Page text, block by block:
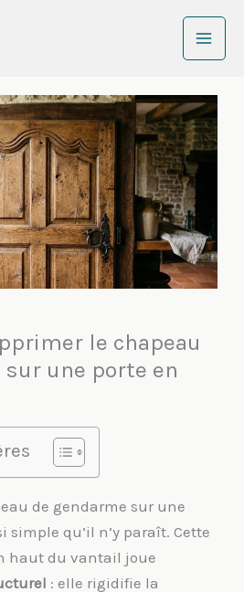
le chapeau
une porte en
de gendarme sur une
simple qu’il n’y paraît. Cette
haut du vantail joue
: elle rigidifie la